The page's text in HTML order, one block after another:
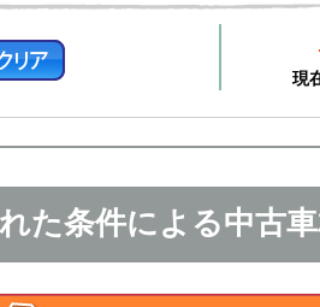
現
た条件による中古